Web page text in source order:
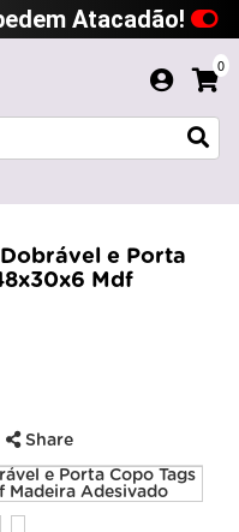
Atacadão!
0
e Porta
Mdf
Share